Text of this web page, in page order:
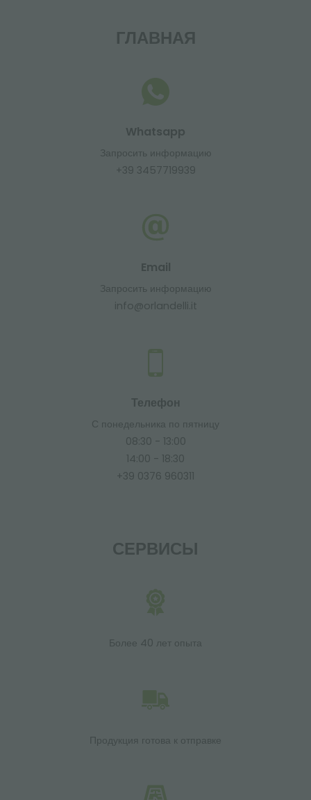
ГЛАВНАЯ
Whatsapp
Запросить информацию
+39 3457719939
Email
Запросить информацию
info@orlandelli.it
Телефон
С понедельника по пятницу
08:30 - 13:00
14:00 - 18:30
+39 0376 960311
СЕРВИСЫ
Более 40 лет опыта
Продукция готова к отправке